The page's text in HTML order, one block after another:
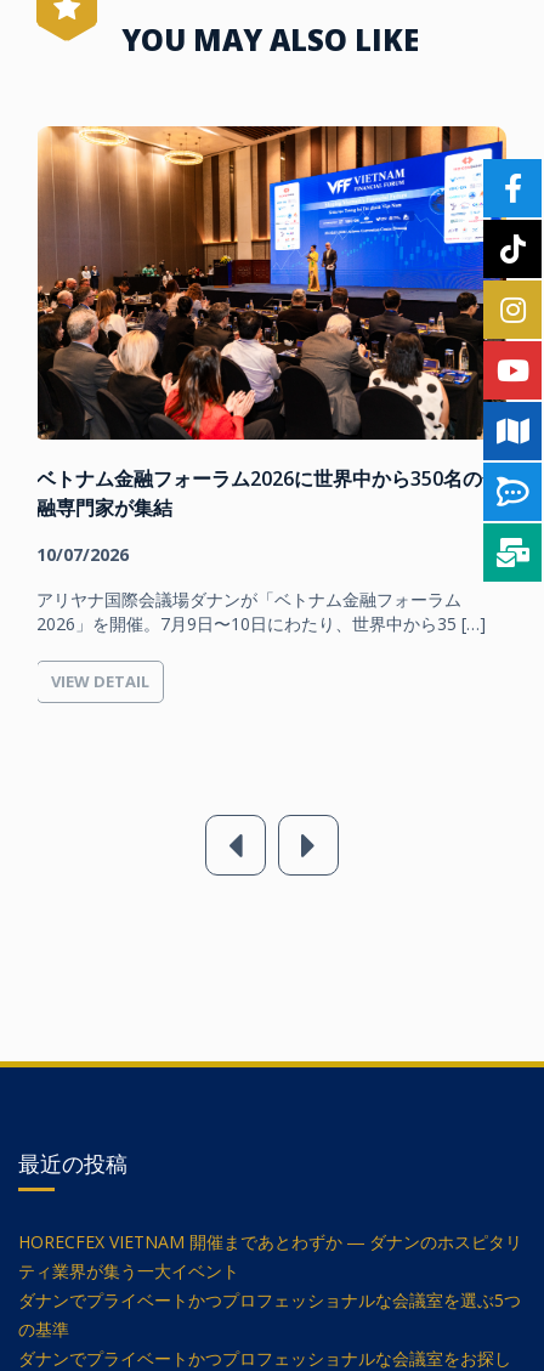
YOU MAY ALSO LIKE
ベトナム金融フォーラム2026に世界中から350名の金
融専門家が集結
10/07/2026
アリヤナ国際会議場ダナンが「ベトナム金融フォーラム
2026」を開催。7月9日〜10日にわたり、世界中から35 […]
VIEW DETAIL
最近の投稿
HORECFEX VIETNAM 開催まであとわずか ― ダナンのホスピタリ
ティ業界が集う一大イベント
ダナンでプライベートかつプロフェッショナルな会議室を選ぶ5つ
の基準
ダナンでプライベートかつプロフェッショナルな会議室をお探し